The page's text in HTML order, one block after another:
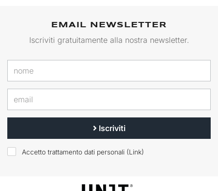
EMAIL NEWSLETTER
Iscriviti gratuitamente alla nostra newsletter.
Iscriviti
Accetto trattamento dati personali (Link)